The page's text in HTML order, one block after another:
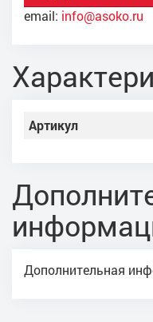
email: info@asoko.ru
Артикул
Дополнительная